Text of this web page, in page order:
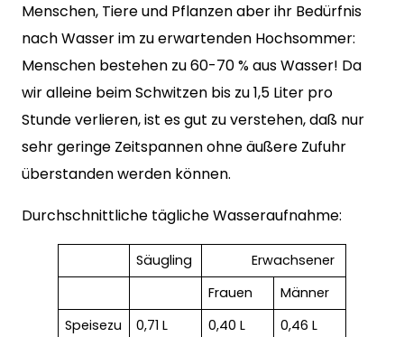
Menschen, Tiere und Pflanzen aber ihr Bedürfnis
nach Wasser im zu erwartenden Hochsommer:
Menschen bestehen zu 60-70 % aus Wasser! Da
wir alleine beim Schwitzen bis zu 1,5 Liter pro
Stunde verlieren, ist es gut zu verstehen, daß nur
sehr geringe Zeitspannen ohne äußere Zufuhr
überstanden werden können.
Durchschnittliche tägliche Wasseraufnahme:
Säugling
Erwachsener
Frauen
Männer
Speisezu
0,71 L 0,40 L 0,46 L